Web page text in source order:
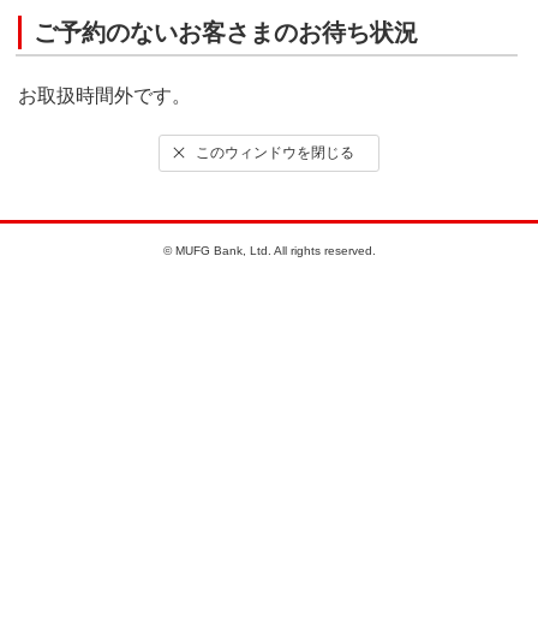
ご予約のないお客さまのお待ち状況
お取扱時間外です。
このウィンドウを閉じる
© MUFG Bank, Ltd. All rights reserved.